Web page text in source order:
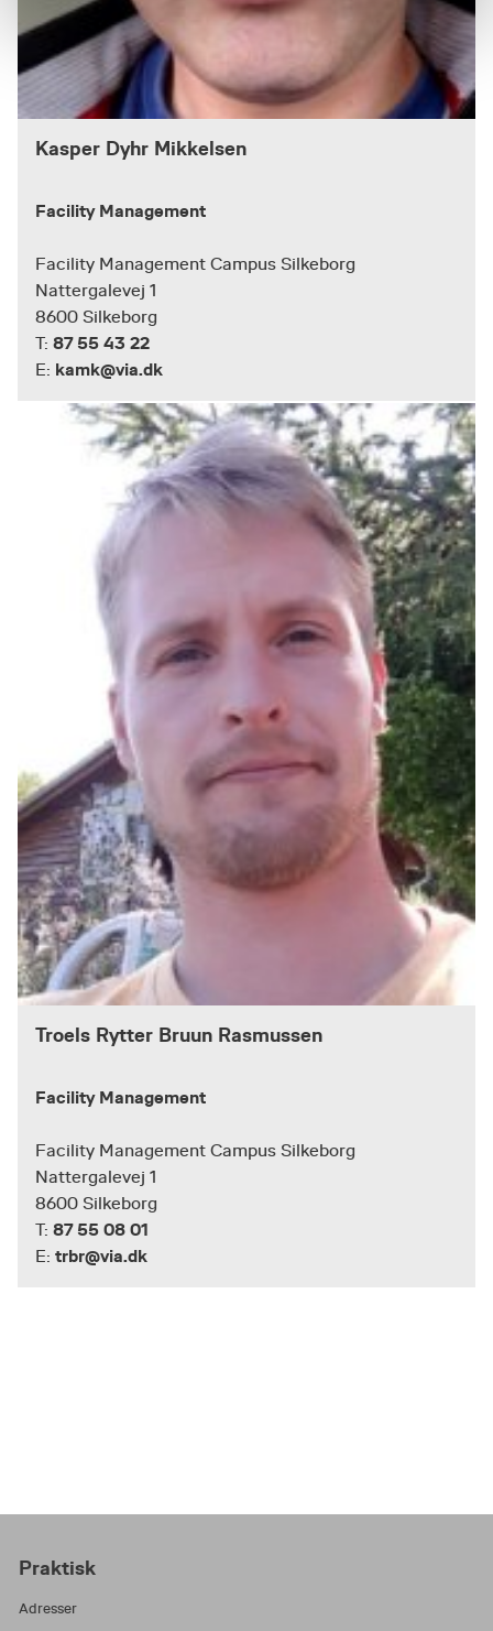
Kasper Dyhr Mikkelsen
Facility Management
Facility Management Campus Silkeborg
Nattergalevej 1
8600 Silkeborg
T: 87 55 43 22
E: kamk@via.dk
Troels Rytter Bruun Rasmussen
Facility Management
Facility Management Campus Silkeborg
Nattergalevej 1
8600 Silkeborg
T: 87 55 08 01
E: trbr@via.dk
Praktisk
Adresser